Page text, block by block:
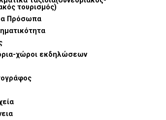
τουρισμός)
Πρόσωπα
χώροι εκδηλώσεων